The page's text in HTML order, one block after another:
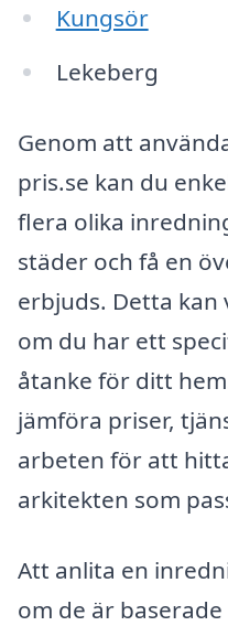
Kungsör
Lekeberg
Genom att
pris.se kan du
flera olika
städer och få en
erbjuds. Detta
om du har ett
åtanke för ditt
jämföra priser,
arbeten för att
arkitekten som
Att anlita en
om de är